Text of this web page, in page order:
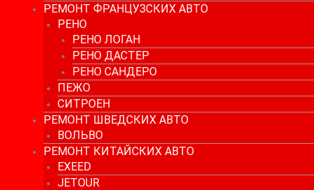
РЕМОНТ ФРАНЦУЗСКИХ АВТО
РЕНО
РЕНО ЛОГАН
РЕНО ДАСТЕР
РЕНО САНДЕРО
ПЕЖО
СИТРОЕН
РЕМОНТ ШВЕДСКИХ АВТО
ВОЛЬВО
РЕМОНТ КИТАЙСКИХ АВТО
EXEED
JETOUR